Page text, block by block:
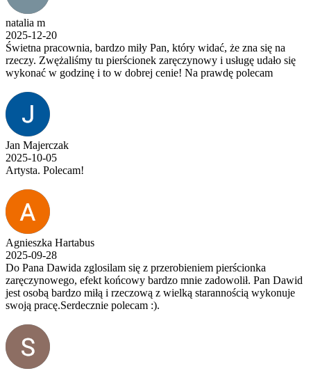
natalia m
2025-12-20
Świetna pracownia, bardzo miły Pan, który widać, że zna się na
rzeczy. Zwężaliśmy tu pierścionek zaręczynowy i usługę udało się
wykonać w godzinę i to w dobrej cenie! Na prawdę polecam
Jan Majerczak
2025-10-05
Artysta. Polecam!
Agnieszka Hartabus
2025-09-28
Do Pana Dawida zglosilam się z przerobieniem pierścionka
zaręczynowego, efekt końcowy bardzo mnie zadowolił. Pan Dawid
jest osobą bardzo miłą i rzeczową z wielką starannością wykonuje
swoją pracę.Serdecznie polecam :).